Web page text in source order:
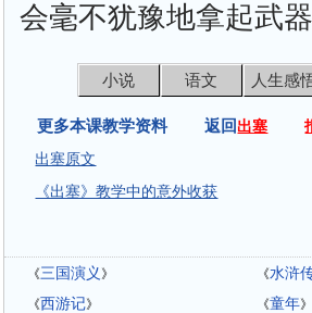
会毫不犹豫地拿起武
小说 语文 人生感
更多本课教学资料 返回出塞
出塞原文
《出塞》教学中的意外收获
《三国演义 》 《水浒
《西游记》 《童年》